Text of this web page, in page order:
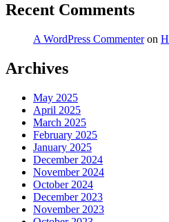
Recent Comments
A WordPress Commenteron
Archives
May 2025
April 2025
March 2025
February 2025
January 2025
December 2024
November 2024
October 2024
December 2023
November 2023